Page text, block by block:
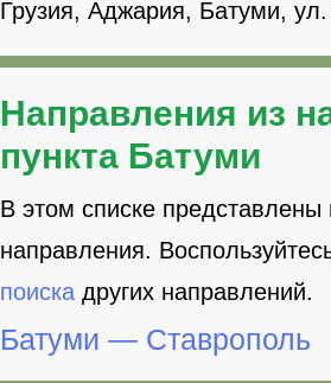
Грузия, Аджария, Батуми,
Направления из
пункта Батуми
В этом списке
направления.
поиска других направлений.
Батуми — Ставрополь